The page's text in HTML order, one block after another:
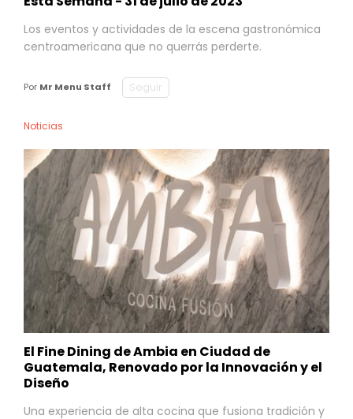
Los eventos y actividades de la escena gastronómica
centroamericana que no querrás perderte.
Por Mr Menu Staff Seguir
Noticias
El Fine Dining de Ambia en Ciudad de
Guatemala, Renovado por la Innovación y el
Diseño
Una experiencia de alta cocina que fusiona tradición y